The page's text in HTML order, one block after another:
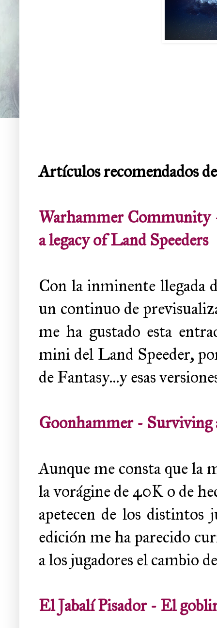
Artículos recomendados
Warhammer Community
a legacy of Land Speeders
Con la inminente llegada
un continuo de
me ha gustado esta
mini del Land Speeder,
de Fantasy...y esas
Goonhammer -
Aunque me consta que la
la vorágine de 40K o de
apetecen de los distintos
edición me ha parecido
a los jugadores el cambio
El Jabalí Pisador - El